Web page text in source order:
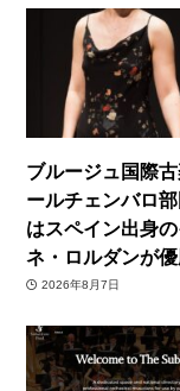
ブルージュ国際
ールチェンバロ
はスペイン出身
ネ・ロルダンが
2026年8月7日